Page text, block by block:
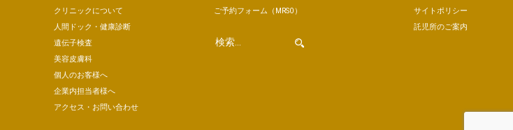
クリニックについて
人間ドック・健康診断
遺伝子検査
美容皮膚科
個人のお客様へ
企業内担当者様へ
アクセス・お問い合わせ
ご予約フォーム （MRSO）
サイトポリシー
託児所のご案内